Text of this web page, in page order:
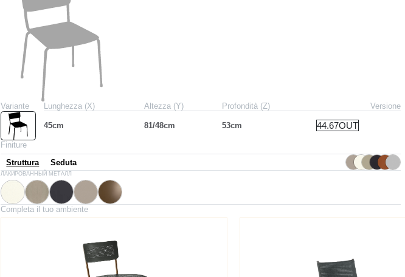
Variante Lunghezza (X) Altezza (Y) Profondità (Z) Versione
45cm 81/48cm 53cm 44.67OUT
Finiture
Struttura
Seduta
ЛАКИРОВАННЫЙ МЕТАЛЛ
M306X M312X M310X M097X M028X
Completa il tuo ambiente